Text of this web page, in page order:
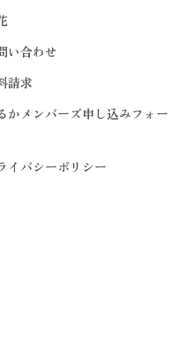
い合わせ
請求
かメンバーズ申し込みフォー
イバシーポリシー